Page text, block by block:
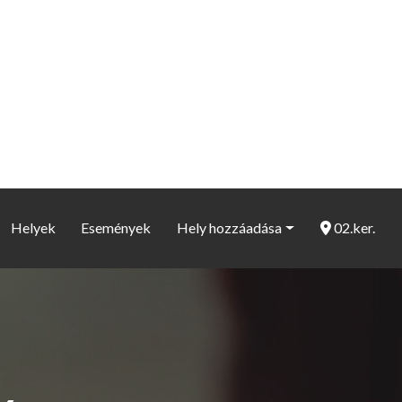
Helyek Események Hely hozzáadása 02.ker.